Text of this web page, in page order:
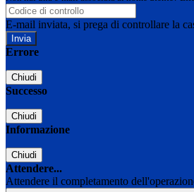
E-mail inviata, si prega di controllare la
Errore
Chiudi
Successo
Chiudi
Informazione
Chiudi
Attendere...
Attendere il completamento